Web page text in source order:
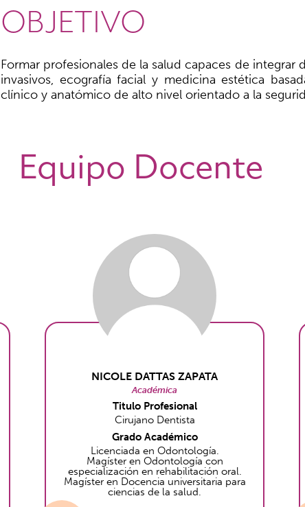
OBJETIVO
Formar profesionales de la salud capaces de
invasivos, ecografía facial y medicina estética
clínico y anatómico de alto nivel orientado a la
Equipo Docente
NICOLE DATTAS ZAPATA
Académica
Titulo Profesional
Cirujano Dentista
Grado Académico
Licenciada en Odontología.
Magíster en Odontología con
especialización en rehabilitación oral.
Magíster en Docencia universitaria para
ciencias de la salud.